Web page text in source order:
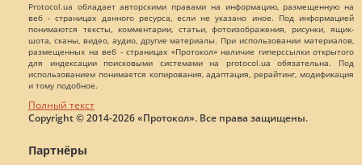
Protocol.ua обладает авторскими правами на информацию, размещенную на
веб - страницах данного ресурса, если не указано иное. Под информацией
понимаются тексты, комментарии, статьи, фотоизображения, рисунки, ящик-
шота, сканы, видео, аудио, другие материалы. При использовании материалов,
размещенных на веб - страницах «Протокол» наличие гиперссылки открытого
для индексации поисковыми системами на protocol.ua обязательна. Под
использованием понимается копирования, адаптация, рерайтинг, модификация
и тому подобное.
Полный текст
Copyright © 2014-2026 «Протокол». Все права защищены.
Партнёры